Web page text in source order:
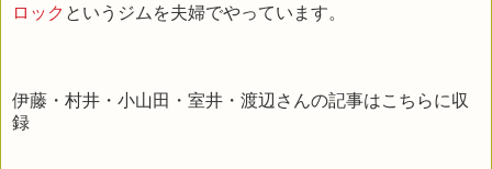
ロック というジムを夫婦でやっています。
伊藤・村井・小山田・室井・渡辺さんの記事はこちらに収
録